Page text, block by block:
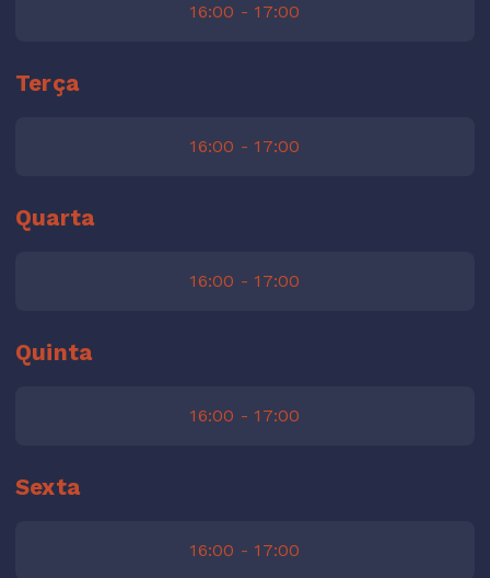
16:00 - 17:00
Terça
16:00 - 17:00
Quarta
16:00 - 17:00
Quinta
16:00 - 17:00
Sexta
16:00 - 17:00